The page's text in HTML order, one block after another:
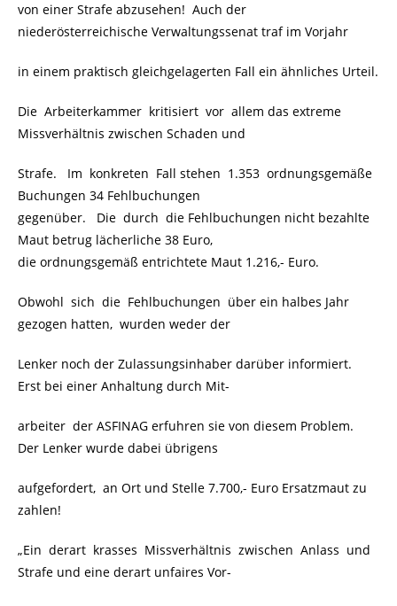
von einer Strafe abzusehen! Auch der
niederösterreichische Verwaltungssenat traf im Vorjahr
in einem praktisch gleichgelagerten Fall ein ähnliches Urteil.
Die Arbeiterkammer kritisiert vor allem das extreme
Missverhältnis zwischen Schaden und
Strafe. Im konkreten Fall stehen 1.353 ordnungsgemäße
Buchungen 34 Fehlbuchungen
gegenüber. Die durch die Fehlbuchungen nicht bezahlte
Maut betrug lächerliche 38 Euro,
die ordnungsgemäß entrichtete Maut 1.216,- Euro.
Obwohl sich die Fehlbuchungen über ein halbes Jahr
gezogen hatten, wurden weder der
Lenker noch der Zulassungsinhaber darüber informiert.
Erst bei einer Anhaltung durch Mit-
arbeiter der ASFINAG erfuhren sie von diesem Problem.
Der Lenker wurde dabei übrigens
aufgefordert, an Ort und Stelle 7.700,- Euro Ersatzmaut zu
zahlen!
„Ein derart krasses Missverhältnis zwischen Anlass und
Strafe und eine derart unfaires Vor-